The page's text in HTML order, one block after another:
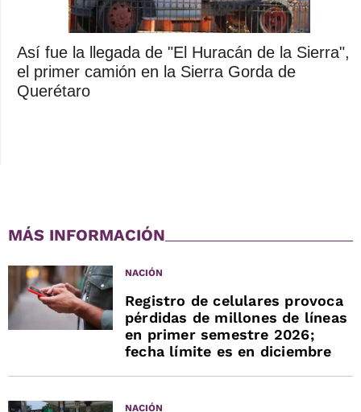
Así fue la llegada de "El Huracán de la Sierra",
el primer camión en la Sierra Gorda de
Querétaro
MÁS INFORMACIÓN
NACIÓN
Registro de celulares provoca
pérdidas de millones de líneas
en primer semestre 2026;
fecha límite es en diciembre
NACIÓN